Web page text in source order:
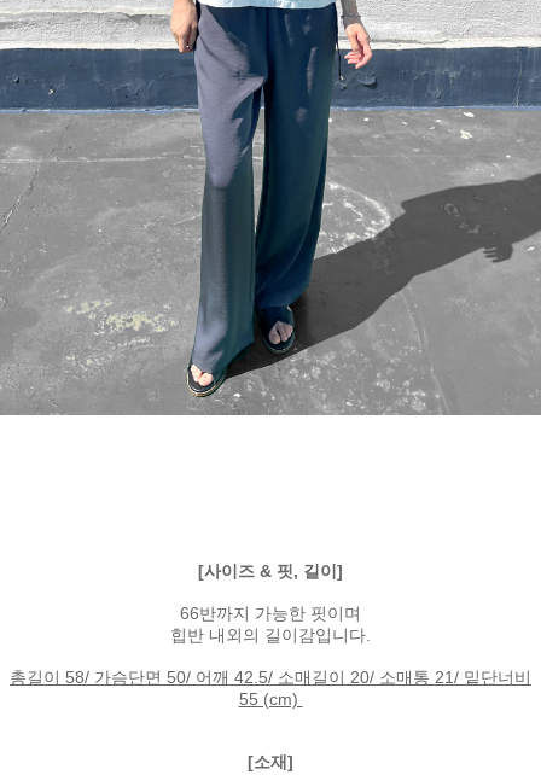
[사이즈 & 핏, 길이]
66반까지 가능한 핏이며
힙반 내외의 길이감입니다.
총길이 58/ 가슴단면 50/ 어깨 42.5/ 소매길이 20/ 소매통 21/ 밑단너비
55 (cm)
[소재]